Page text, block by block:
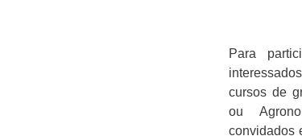
Para
cursos de
ou
convidados